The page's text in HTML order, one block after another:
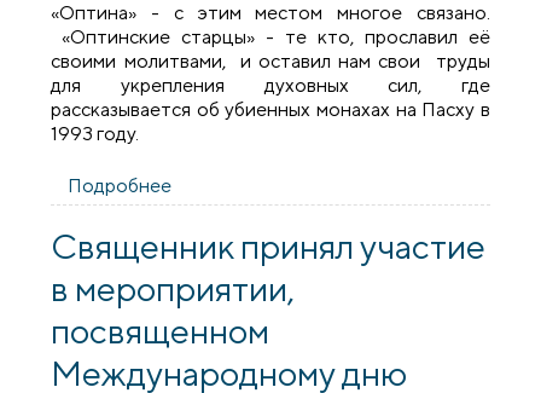
«Оптина» - с этим местом многое связано.
«Оптинские старцы» - те кто, прославил её
своими молитвами, и оставил нам свои труды
для укрепления духовных сил, где
рассказывается об убиенных монахах на Пасху в
1993 году.
Подробнее
агрогородка Вертелишки совершили
Священник принял участие
в мероприятии,
посвященном
Международному дню